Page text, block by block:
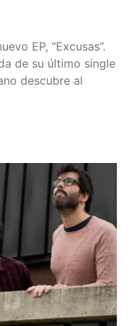
EP, “Excusas”.
de su último single
descubre al